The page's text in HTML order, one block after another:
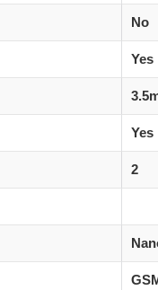
No
Yes
Yes
2